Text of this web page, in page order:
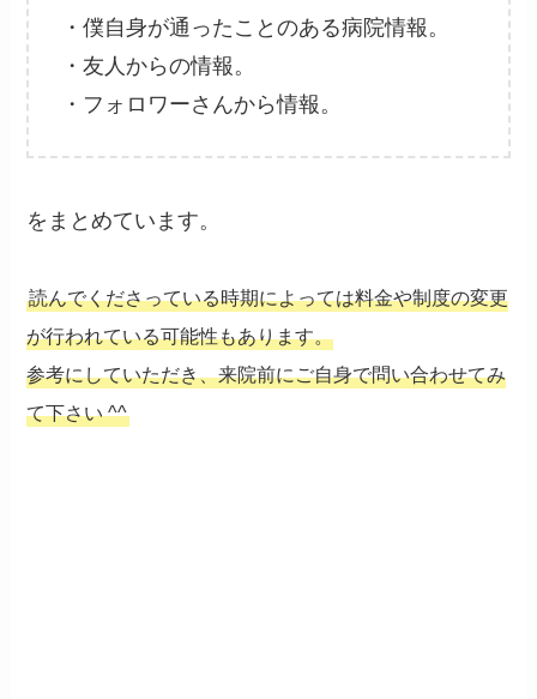
・僕自身が通ったことのある病院情報。
・友人からの情報。
・フォロワーさんから情報。
をまとめています。
読んでくださっている時期によっては料金や制度の変更
が行われている可能性もあります。
参考にしていただき、来院前にご自身で問い合わせてみ
て下さい ^^